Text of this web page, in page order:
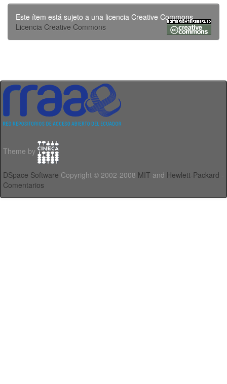
Este ítem está sujeto a una licencia Creative Commons
Licencia Creative Commons
Theme by
DSpace Software Copyright © 2002-2008 MIT and Hewlett-Packard -
Comentarios